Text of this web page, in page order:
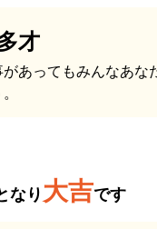
才
あってもみんなあな
なり 大吉です